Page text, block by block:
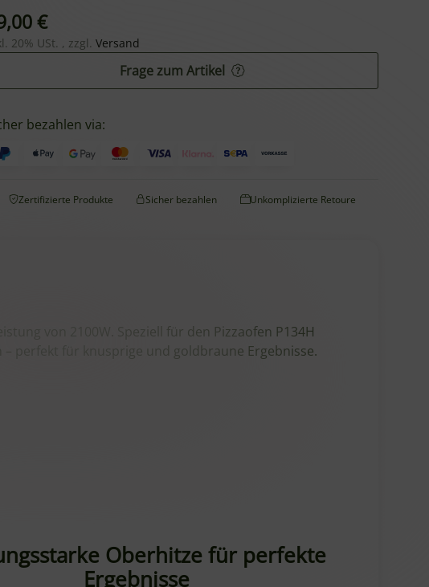
€
20% USt. , zzgl.Versand
Frage zum Artikel
bezahlen via:
Zertifizierte Produkte Sicher bezahlen Unkomplizierte Retoure
von 2100W. Speziell für den Pizzaofen P134H
perfekt für knusprige und goldbraune Ergebnisse.
Oberhitze für perfekte
Ergebnisse